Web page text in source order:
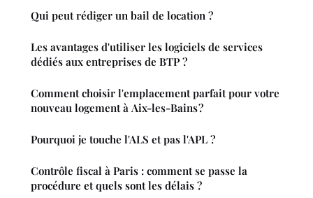
Qui peut rédiger un bail de location ?
Les avantages d'utiliser les logiciels de services
dédiés aux entreprises de BTP ?
Comment choisir l'emplacement parfait pour votre
nouveau logement à Aix-les-Bains ?
Pourquoi je touche l'ALS et pas l'APL ?
Contrôle fiscal à Paris : comment se passe la
procédure et quels sont les délais ?